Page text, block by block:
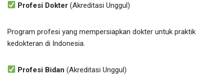
Profesi Dokter (Akreditasi Unggul)
Program profesi yang mempersiapkan dokter untuk praktik
kedokteran di Indonesia.
Profesi Bidan (Akreditasi Unggul)